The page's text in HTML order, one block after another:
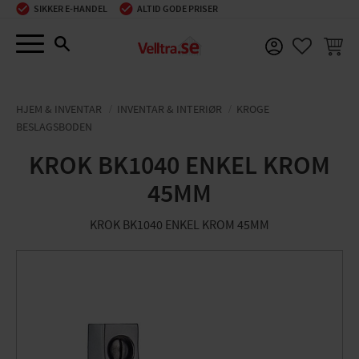
Menu
SIKKER E-HANDEL ALTID GODE PRISER
HJEM & INVENTAR INVENTAR & INTERIØR
KROGE
BESLAGSBODEN
KROK BK1040 ENKEL KROM
45MM
KROK BK1040 ENKEL KROM 45MM